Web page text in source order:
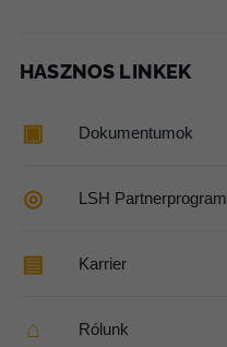
HASZNOS LINKEK
▣ Dokumentumok
◎ LSH Partnerprogram
▤ Karrier
⌂ Rólunk